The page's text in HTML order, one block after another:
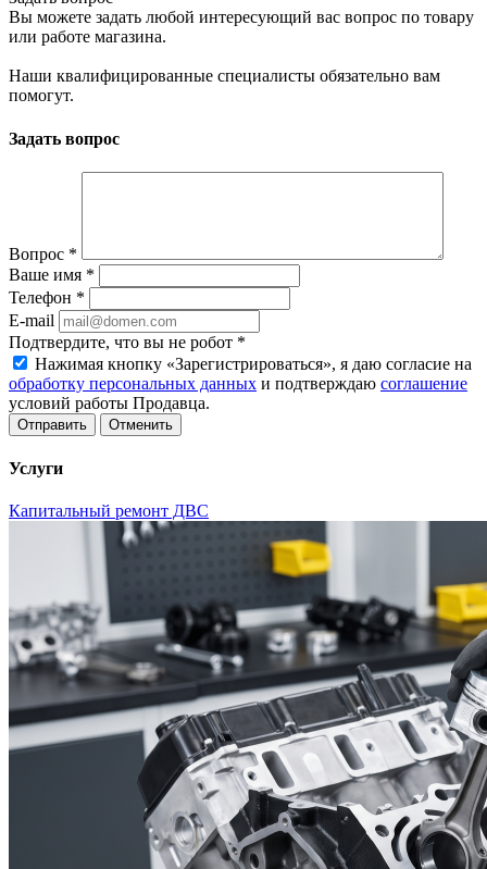
Вы можете задать любой интересующий вас вопрос по товару
или работе магазина.
Наши квалифицированные специалисты обязательно вам
помогут.
Задать вопрос
Вопрос *
Ваше имя *
Телефон *
E-mail
Подтвердите, что вы не робот *
Нажимая кнопку «Зарегистрироваться», я даю согласие на
обработку персональных данных и подтверждаю соглашение
условий работы Продавца.
Отменить
Услуги
Капитальный ремонт ДВС